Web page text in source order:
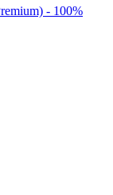
- 100%